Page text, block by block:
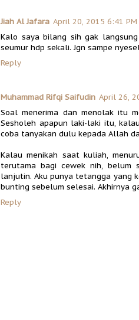
Jiah Al Jafara April 20, 2015 6:41 PM
Kalo saya bilang sih gak
seumur hdp sekali. Jgn sampe
Reply
Muhammad Rifqi Saifudin April 26,
Soal menerima dan menolak itu
Sesholeh apapun laki-laki itu,
coba tanyakan dulu kepada Allah
Kalau menikah saat kuliah,
terutama bagi cewek nih, belum
lanjutin. Aku punya tetangga yang
bunting sebelum selesai. Akhirnya
Reply